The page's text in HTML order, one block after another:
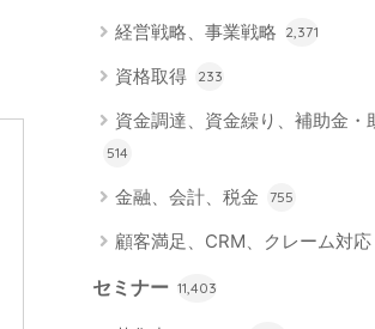
経営戦略、事業戦略 2,371
資格取得 233
資金調達、資金繰り、補助金・
514
金融、会計、税金 755
顧客満足、CRM、クレーム対応
セミナー 11,403